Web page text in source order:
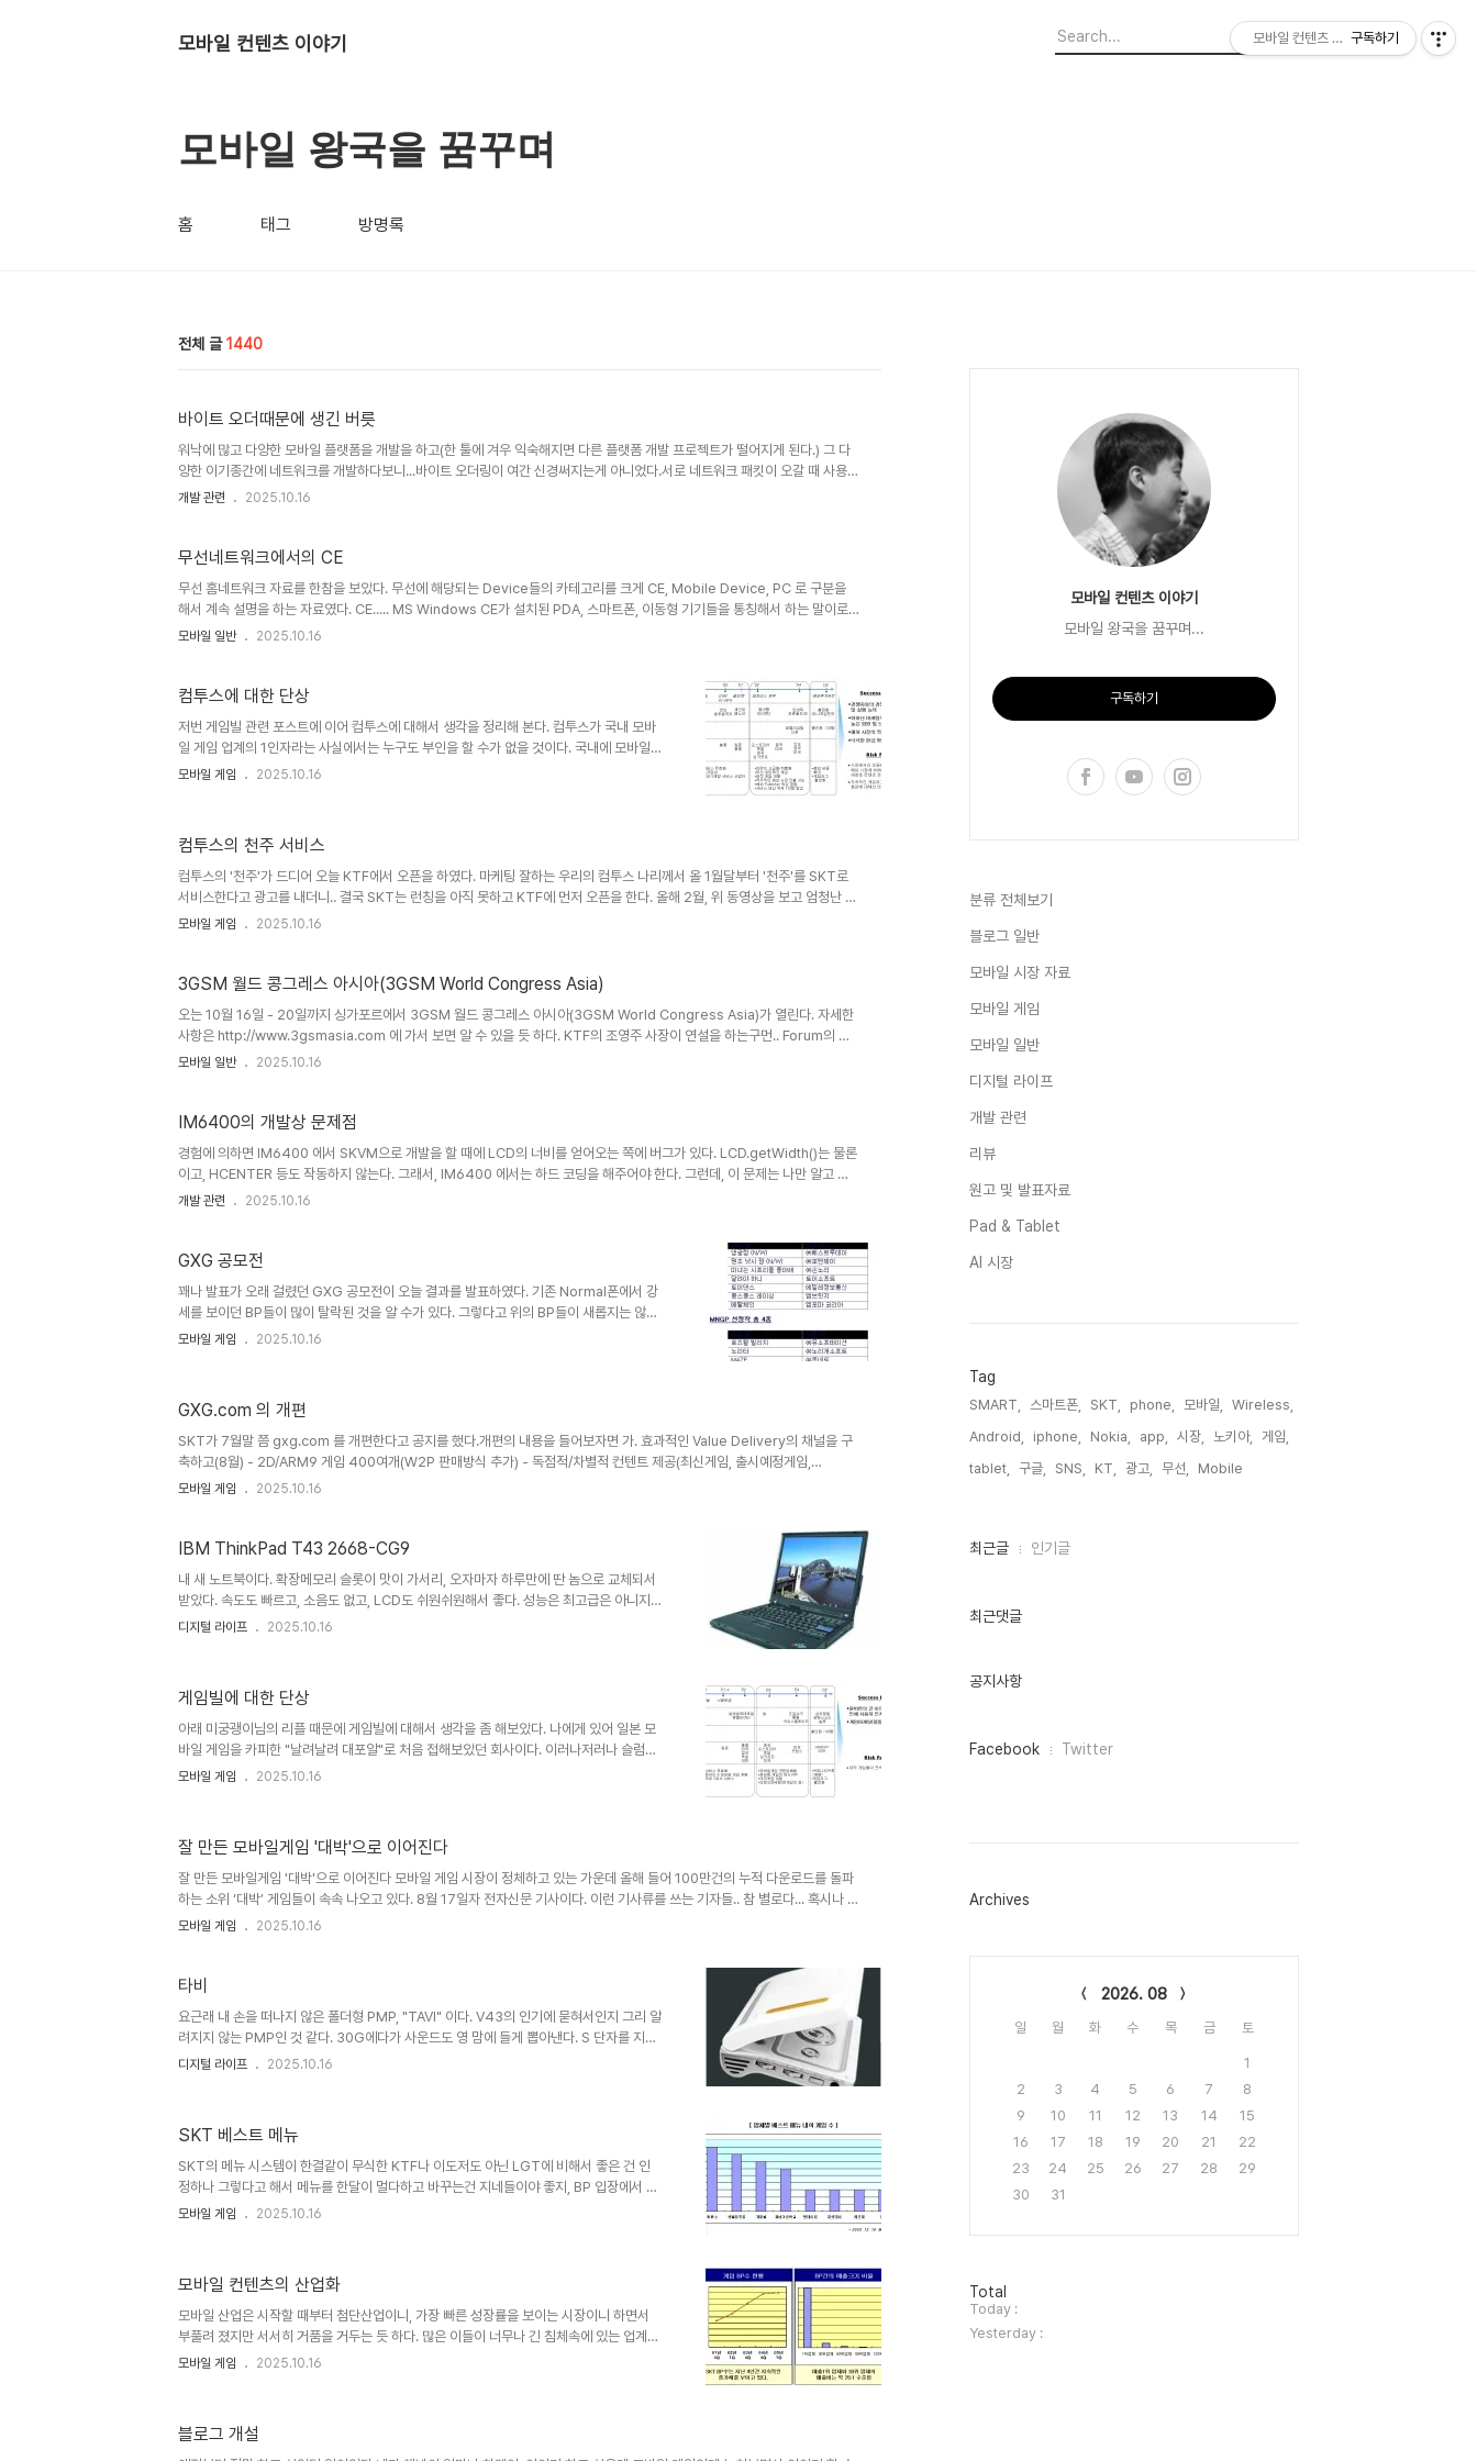
모바일 컨텐츠 이야기
모바일 왕국을 꿈꾸며
홈 태그 방명록
전체 글 1440
바이트 오더때문에 생긴 버릇
워낙에 많고 다양한 모바일 플랫폼을 개발을 하고(한 툴에 겨우 익숙해지면 다른 플랫폼 개발 프로젝트가 떨어지게 된다.) 그 다
양한 이기종간에 네트워크를 개발하다보니...바이트 오더링이 여간 신경써지는게 아니었다.서로 네트워크 패킷이 오갈 때 사용하
는 바이트 배열값이 동일한 플랫폼에서는 신경 안 써도 되는 것이지만, 이기종이다 보니 종종 원치 않는 값을 얻어오기도 한다.게
getUint32(unsigned char * data, int index){return ((data[inde..
개발 관련 2025.10.16
무선네트워크에서의 CE
무선 홈네트워크 자료를 한참을 보았다. 무선에 해당되는 Device들의 카테고리를 크게 CE, Mobile Device, PC 로 구분을
해서 계속 설명을 하는 자료였다. CE..... MS Windows CE가 설치된 PDA, 스마트폰, 이동형 기기들을 통칭해서 하는 말이로
구나.. CE의 위상이 이정도란 말인가? 라고 생각했는데.. 한참 뒤에 Consumer Electronics (CE)라는 문구를 발견했다. OTL
모바일 일반 2025.10.16
컴투스에 대한 단상
저번 게임빌 관련 포스트에 이어 컴투스에 대해서 생각을 정리해 본다. 컴투스가 국내 모바
일 게임 업계의 1인자라는 사실에서는 누구도 부인을 할 수가 없을 것이다. 국내에 모바일
게임이라는 장르가 생기기 시작할 때부터 줄곧 1위 자리를 놓치지 않는 모습이 무척이나 경
될 것이라는 것은 예상을 했으며, 이러한 이유로 해외시장 개척에 준비를 많이 한 것을 알
수가 있다. 준비는 많이 했으나 여의치가 못했나 보다. 다운로드수로서는 성공적이었으나
해외에서 ..
모바일 게임 2025.10.16
컴투스의 천주 서비스
컴투스의 '천주'가 드디어 오늘 KTF에서 오픈을 하였다. 마케팅 잘하는 우리의 컴투스 나리께서 올 1월달부터 '천주'를 SKT로
서비스한다고 광고를 내더니.. 결국 SKT는 런칭을 아직 못하고 KTF에 먼저 오픈을 한다. 올해 2월, 위 동영상을 보고 엄청난 충
격을 받았다. 모바일폰에서 이 폴리건과 프레임이 도대체 나온단 말인가? 궁금도 하고 의심도 많이 갔었다. 설마, 실제 플레이 동
임란에 스샷이 없는 것만 봐도 런칭이 얼마만큼 힘들었는지를 ..
모바일 게임 2025.10.16
3GSM 월드 콩그레스 아시아(3GSM World Congress Asia)
오는 10월 16일 - 20일까지 싱가포르에서 3GSM 월드 콩그레스 아시아(3GSM World Congress Asia)가 열린다. 자세한
사항은 http://www.3gsmasia.com 에 가서 보면 알 수 있을 듯 하다. KTF의 조영주 사장이 연설을 하는구먼.. Forum의 주
제 중에 18일날 하는 포럼은 모조리 욕심나는 주제이다. 18일 주제만 옮겨보자면 Streamed
모바일 일반 2025.10.16
IM6400의 개발상 문제점
경험에 의하면 IM6400 에서 SKVM으로 개발을 할 때에 LCD의 너비를 얻어오는 쪽에 버그가 있다. LCD.getWidth()는 물론
이고, HCENTER 등도 작동하지 않는다. 그래서, IM6400 에서는 하드 코딩을 해주어야 한다. 그런데, 이 문제는 나만 알고 있
는 것인가, 아니면 나만 잘못 알고 있는 것인가? 분명히 이 문제로 품검에러가 걸렸고, 디버깅 결과 문제가 있는 것을 확인을 했었
개발 관련 2025.10.16
GXG 공모전
꽤나 발표가 오래 걸렸던 GXG 공모전이 오늘 결과를 발표하였다. 기존 Normal폰에서 강
세를 보이던 BP들이 많이 탈락된 것을 알 수가 있다. 그렇다고 위의 BP들이 새롭지는 않지
만 말이다. 예상컨데 절대 이 BP들이 이번일을 계기로 해서 매출이 올라가거나, SKT의 지
것 같은 냄새가 좀 난다. SKT가 말하는 GXG에서의 마케팅 푸쉬가 메뉴단 지원이 아니기
만을 바란다. MNGP 게임 4개는 정말 MNGP 플랫폼으로 개발을 한단 말인..
모바일 게임 2025.10.16
GXG.com 의 개편
SKT가 7월말 쯤 gxg.com 를 개편한다고 공지를 했다.개편의 내용을 들어보자면 가. 효과적인 Value Delivery의 채널을 구
축하고(8월) - 2D/ARM9 게임 400여개(W2P 판매방식 추가) - 독점적/차별적 컨텐트 제공(최신게임, 출시예정게임,
Top20, 무료체험게임, 부활명작 등) - 아이템샵 판매 - 모바일 플래시 게임 제공 - 고객지향적 상품검색 기능 제공 - 게임관련
모바일 게임 2025.10.16
IBM ThinkPad T43 2668-CG9
내 새 노트북이다. 확장메모리 슬롯이 맛이 가서리, 오자마자 하루만에 딴 놈으로 교체되서
받았다. 속도도 빠르고, 소음도 없고, LCD도 쉬원쉬원해서 좋다. 성능은 최고급은 아니지
만, 큰 불만은 없다. LG랑 헤어져서 아범 혼자서 만들더니 그동안 썼던 노트북과는 사뭇 다
크의 아범 폴더 요 근래 노트북이 다 그렇듯이 번들 소프트웨어나, AS 센터, 홈페이지 접근
의 편이성등에 의해 지네 맘대로의 S/W를 깔긴 하지만, 이 아범 노..
디지털 라이프 2025.10.16
게임빌에 대한 단상
아래 미궁괭이님의 리플 때문에 게임빌에 대해서 생각을 좀 해보았다. 나에게 있어 일본 모
바일 게임을 카피한 "날려날려 대포알"로 처음 접해보았던 회사이다. 이러나저러나 슬럼프
라고 하나 참 게임을 잘만드는 회사이고 새로운 마케팅 시도를 해보는 나름대로 괜찮은 회
로 나름 획기적이었지만 요즘의 컴투스가 돈을 뿌리는거에 비교해서 무색해져버린 느낌이
다. 작년 초에 넥슨과 합병을 했으면 좋았을텐데 엔텔할 때 뺏긴 타격도 무시못할 것이고..
나름대로 의..
모바일 게임 2025.10.16
잘 만든 모바일게임 '대박'으로 이어진다
잘 만든 모바일게임 '대박'으로 이어진다 모바일 게임 시장이 정체하고 있는 가운데 올해 들어 100만건의 누적 다운로드를 돌파
하는 소위 ‘대박’ 게임들이 속속 나오고 있다. 8월 17일자 전자신문 기사이다. 이런 기사류를 쓰는 기자들.. 참 별로다... 혹시나 해
서 전자신문 홈피에 가서 이 글을 쓴 기자의 이름으로 검색해 보았더니.. 어? 안 보이네...?? 그럴리가.. 분명히 있을거야.. 역
가 정체하고 있다. 6월 19일자 전자신문에 같은 ..
모바일 게임 2025.10.16
타비
요근래 내 손을 떠나지 않은 폴더형 PMP, "TAVI" 이다. V43의 인기에 묻혀서인지 그리 알
려지지 않는 PMP인 것 같다. 30G에다가 사운드도 영 맘에 들게 뽑아낸다. S 단자를 지원
하지 않는게 아쉽지만 컴포지트를 통해 TV 연결하면 그럭저럭 볼만하다. 유일한 폴더형이
에 자꾸 눈길이 가는건 어쩔 수가 없나 보다. * 2006/08/21 01:44에 포스팅한 글의 백업
본입니다.
디지털 라이프 2025.10.16
SKT 베스트 메뉴
SKT의 메뉴 시스템이 한결같이 무식한 KTF나 이도저도 아닌 LGT에 비해서 좋은 건 인
정하나 그렇다고 해서 메뉴를 한달이 멀다하고 바꾸는건 지네들이야 좋지, BP 입장에서 그
리 달가와할게 못된다.일반적인 마케팅이 비중이 예전에 비해서 커졌다고는 하나 아무래도
에서 유지되는게 사라졌던 베스트 메뉴의 컴백과 킬러 컨텐츠이다. 킬러컨텐츠야 시작은 창
대하였으나 기존의 2-Depth 이벤트와 점차 비슷한 질 뿐더러 선정되는 게임이나 업체가
다 ..
모바일 게임 2025.10.16
모바일 컨텐츠의 산업화
모바일 산업은 시작할 때부터 첨단산업이니, 가장 빠른 성장률을 보이는 시장이니 하면서
부풀려 졌지만 서서히 거품을 거두는 듯 하다. 많은 이들이 너무나 긴 침체속에 있는 업계를
보며 이러다 시장이 없어지지 않을까 우려를 한다. 그렇지만 어떤 면에서 보면 어느 산업에
의 BP가 600여개의 게임을 제공 중이며 이중 상위 40개업체가 전체게임매출의 85% 이
모바일 게임 2025.10.16
블로그 개설
모바일 컨텐츠 이야기
모바일 왕국을 꿈꾸며...
구독하기
분류 전체보기
블로그 일반
모바일 시장 자료
모바일 게임
모바일 일반
디지털 라이프
개발 관련
리뷰
원고 및 발표자료
Pad & Tablet
AI 시장
Tag
SMART, 스마트폰, SKT, phone, 모바일,
Wireless,
Android,
iphone, Nokia, app, 시장, 노키아,
게임,
tablet,
구글, SNS, KT, 광고, 무선, Mobile,
최
인
최근글 인기글
최근댓글
공지사항
페
그
Facebook Twitter
Archives
2026. 08
일 월 화 수 목 금 토
1
2
3 4 5 6 7
8
9
10 11 12 13 14
15
16
17 18 19 20 21
22
23
24 25 26 27 28
29
30
31
방
문
자
수
Total
Today :
Yesterday :
모바일 컨텐츠 이야기구독하기